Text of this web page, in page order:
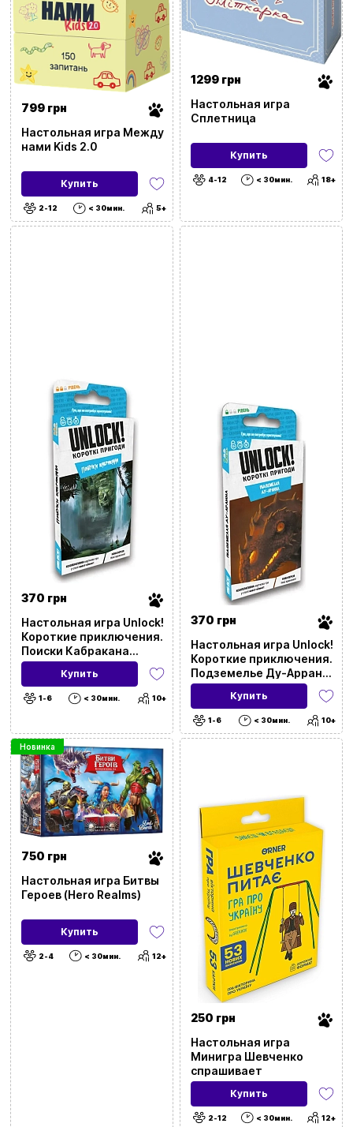
799 грн
Настольная игра Между
нами Kids 2.0
Купить
2-12 < 30мин. 5+
1299 грн
Настольная игра
Сплетница
Купить
4-12 < 30мин. 18+
370 грн
Настольная игра Unlock!
Короткие приключения.
Поиски Кабракана
(Unlock!: Short
Adventures. In Pursuit of
Cabrakan)
Купить
1-6 < 30мин. 10+
370 грн
Настольная игра Unlock!
Короткие приключения.
Подземелье Ду-Аррана
(Unlock!: Short
Adventures. Doo-Arann's
Dungeon)
Купить
1-6 < 30мин. 10+
Новинка
750 грн
Настольная игра Битвы
Героев (Hero Realms)
Купить
2-4 < 30мин. 12+
250 грн
Настольная игра
Минигра Шевченко
спрашивает
Купить
2-12 < 30мин. 12+